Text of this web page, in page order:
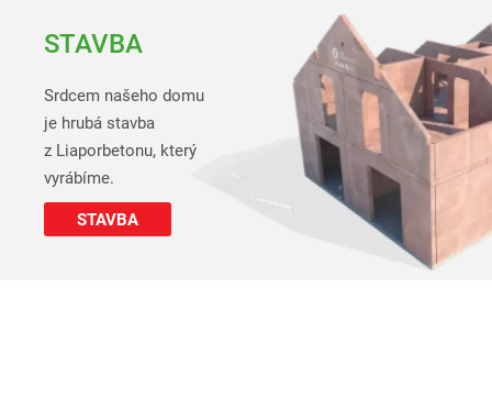
STAVBA
Srdcem našeho domu
je hrubá stavba
z Liaporbetonu, který
vyrábíme.
STAVBA